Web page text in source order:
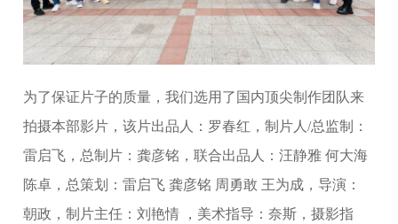
为了保证片子的质量，我们选用了国内顶尖制作团队来
拍摄本部影片，该片出品人：罗春红，制片人/总监制：
雷启飞，总制片：龚彦铭，联合出品人：汪静雅 何大海
陈卓，总策划：雷启飞 龚彦铭 周勇敢 王为成，导演：
朝政，制片主任：刘艳情 ，美术指导：奈斯，摄影指